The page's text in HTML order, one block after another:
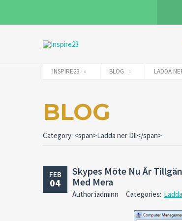
INSPIRE23 BLOG LADDA
BLOG
Category: <span>Ladda ner Dll</span>
FEB
04
Skypes Möte Nu Är
Med Mera
Author:iadminn Categories: